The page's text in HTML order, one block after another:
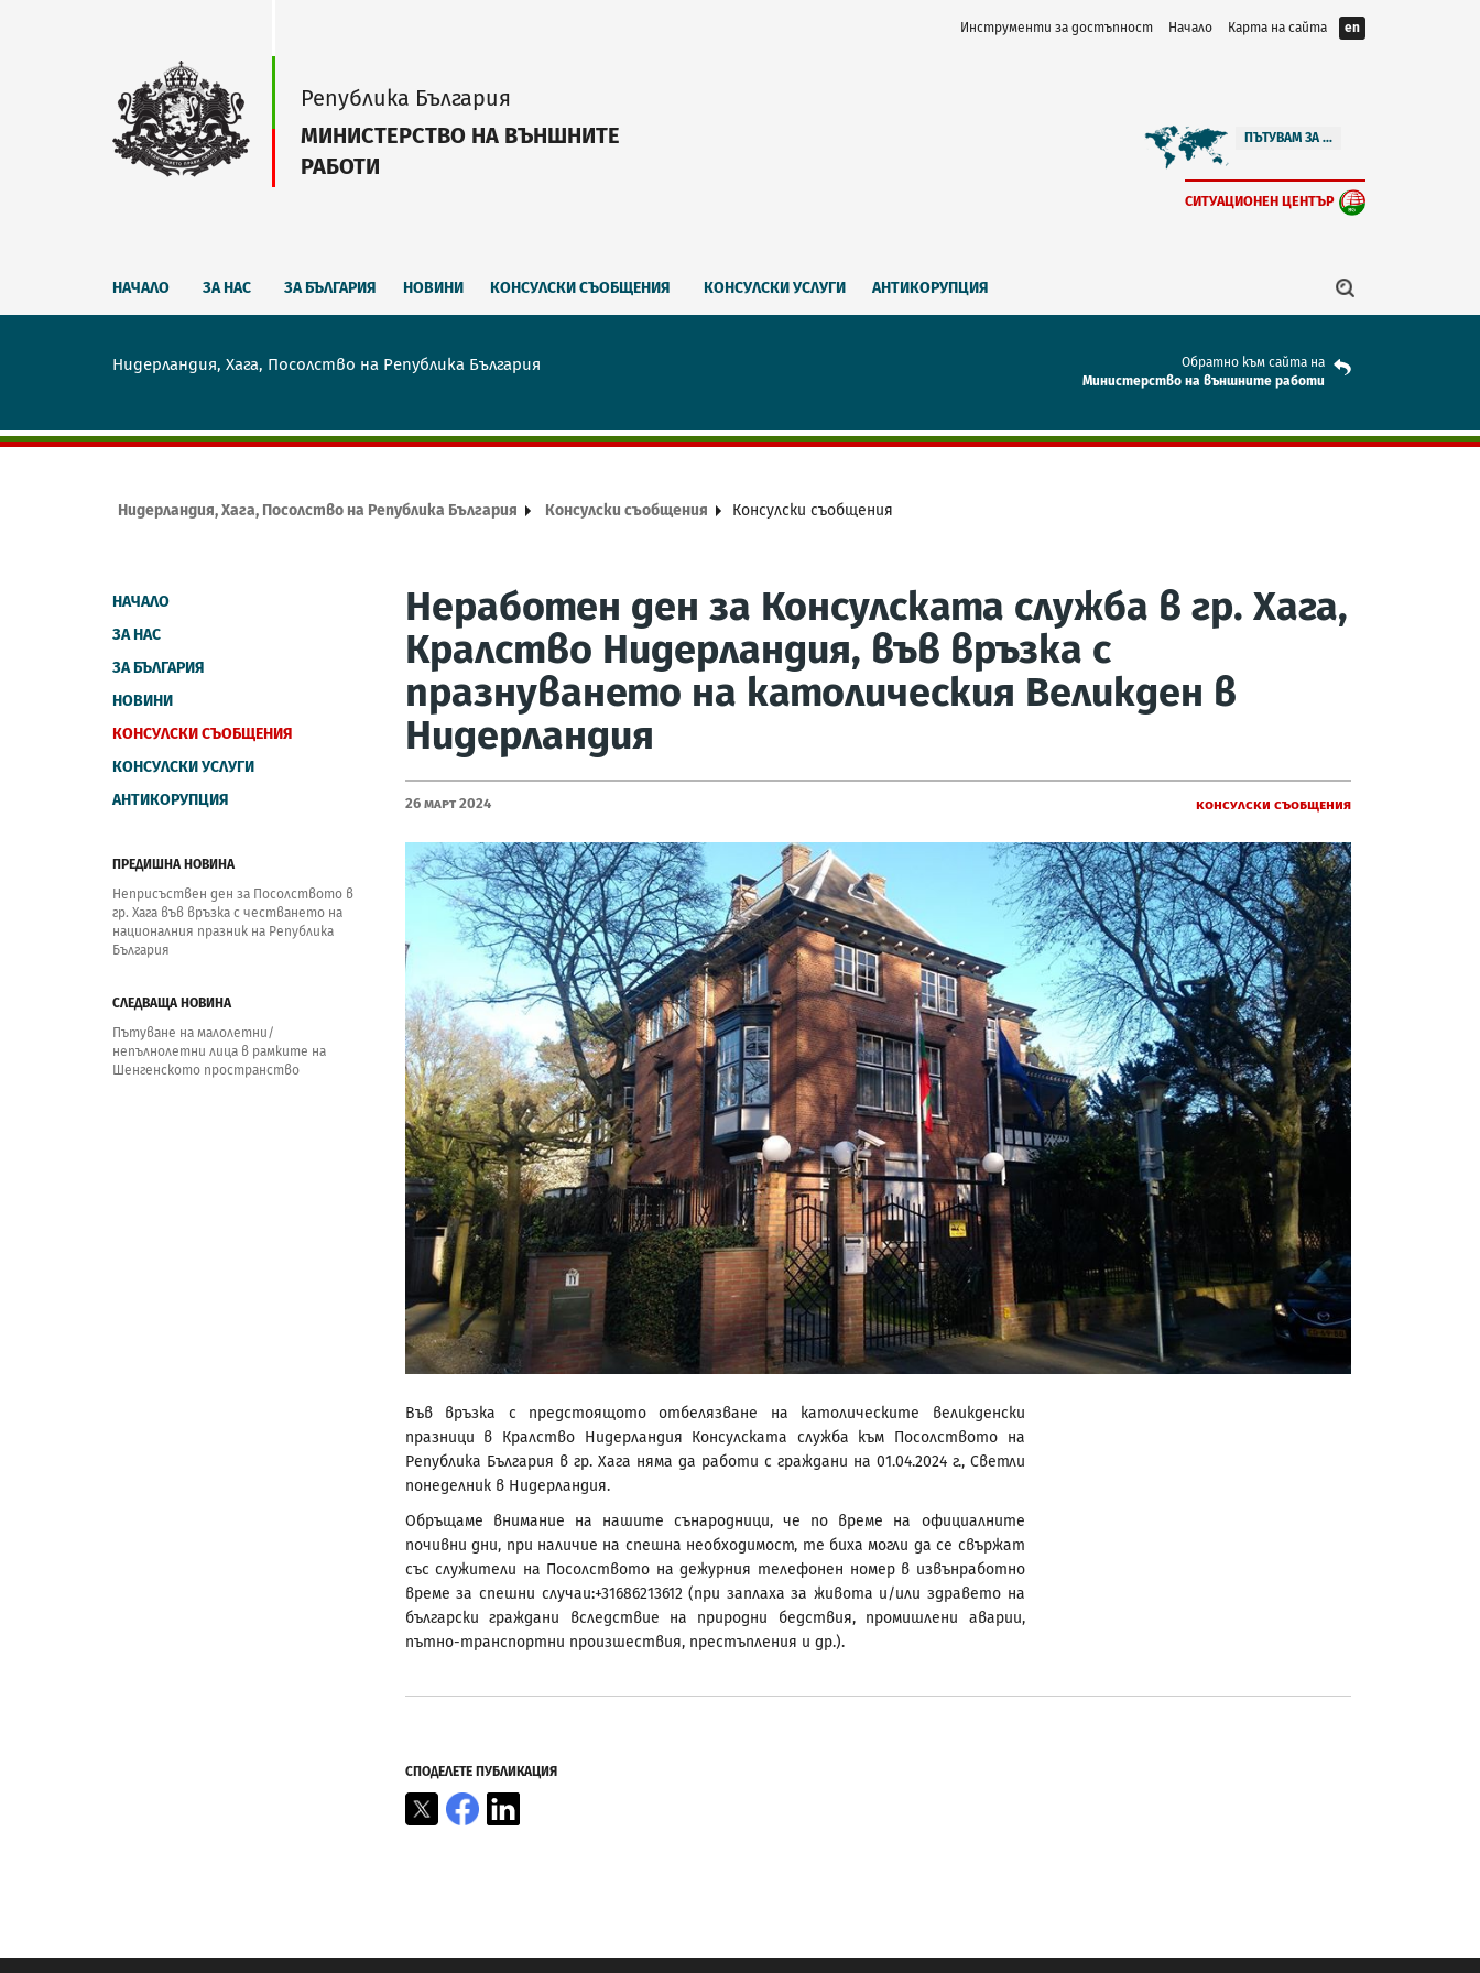
Инструменти за достъпност Начало Карта на сайта en
Република България
МИНИСТЕРСТВО НА ВЪНШНИТЕ
РАБОТИ
ПЪТУВАМ ЗА ...
СИТУАЦИОНЕН ЦЕНТЪР
НАЧАЛО ЗА НАС ЗА БЪЛГАРИЯ НОВИНИ КОНСУЛСКИ СЪОБЩЕНИЯ КОНСУЛСКИ УСЛУГИ АНТИКОРУПЦИЯ
Нидерландия, Хага, Посолство на Република България
Обратно към сайта на
Mинистерство на външните работи
Нидерландия, Хага, Посолство на Република България Консулски съобщения Консулски съобщения
НАЧАЛО
ЗА НАС
ЗА БЪЛГАРИЯ
НОВИНИ
КОНСУЛСКИ СЪОБЩЕНИЯ
КОНСУЛСКИ УСЛУГИ
АНТИКОРУПЦИЯ
ПРЕДИШНА НОВИНА
Неприсъствен ден за Посолството в
гр. Хага във връзка с честването на
националния празник на Република
България
СЛЕДВАЩА НОВИНА
Пътуване на малолетни/
непълнолетни лица в рамките на
Шенгенското пространство
Неработен ден за Консулската служба в гр. Хага,
Кралство Нидерландия, във връзка с
празнуването на католическия Великден в
Нидерландия
26 Март 2024 Консулски съобщения
Във връзка с предстоящото отбелязване на католическите великденски
празници в Кралство Нидерландия Консулската служба към Посолството на
Република България в гр. Хага няма да работи с граждани на 01.04.2024 г., Светли
понеделник в Нидерландия.
Обръщаме внимание на нашите сънародници, че по време на официалните
почивни дни, при наличие на спешна необходимост, те биха могли да се свържат
със служители на Посолството на дежурния телефонен номер в извънработно
време за спешни случаи:+31686213612 (при заплаха за живота и/или здравето на
български граждани вследствие на природни бедствия, промишлени аварии,
пътно-транспортни произшествия, престъпления и др.).
СПОДЕЛЕТЕ ПУБЛИКАЦИЯ
X Facebook